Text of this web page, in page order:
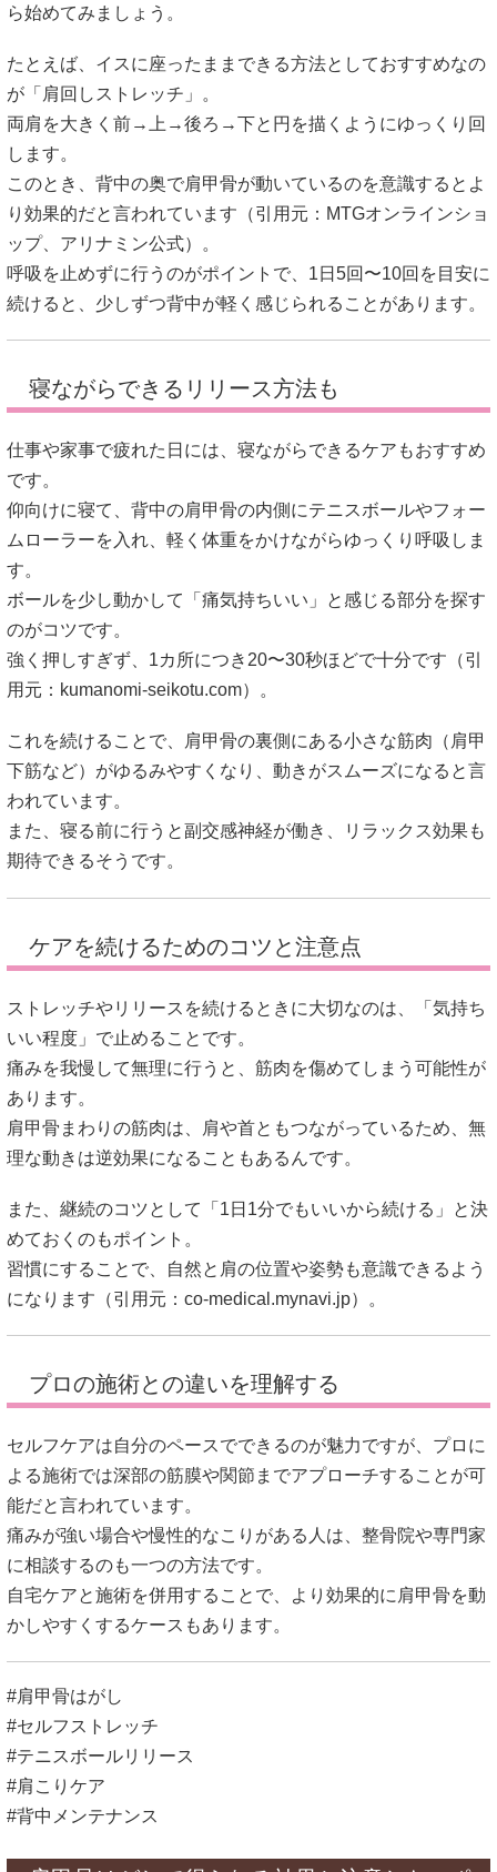
ら始めてみましょう。
たとえば、イスに座ったままできる方法としておすすめなの
が「肩回しストレッチ」。
両肩を大きく前→上→後ろ→下と円を描くようにゆっくり回
します。
このとき、背中の奥で肩甲骨が動いているのを意識するとよ
り効果的だと言われています（引用元： MTGオンラインショ
ップ、 アリナミン公式）。
呼吸を止めずに行うのがポイントで、1日5回〜10回を目安に
続けると、少しずつ背中が軽く感じられることがあります。
寝ながらできるリリース方法も
仕事や家事で疲れた日には、寝ながらできるケアもおすすめ
です。
仰向けに寝て、背中の肩甲骨の内側にテニスボールやフォー
ムローラーを入れ、軽く体重をかけながらゆっくり呼吸しま
す。
ボールを少し動かして「痛気持ちいい」と感じる部分を探す
のがコツです。
強く押しすぎず、1カ所につき20〜30秒ほどで十分です（引
用元： kumanomi-seikotu.com）。
これを続けることで、肩甲骨の裏側にある小さな筋肉（肩甲
下筋など）がゆるみやすくなり、動きがスムーズになると言
われています。
また、寝る前に行うと副交感神経が働き、リラックス効果も
期待できるそうです。
ケアを続けるためのコツと注意点
ストレッチやリリースを続けるときに大切なのは、「気持ち
いい程度」で止めることです。
痛みを我慢して無理に行うと、筋肉を傷めてしまう可能性が
あります。
肩甲骨まわりの筋肉は、肩や首ともつながっているため、無
理な動きは逆効果になることもあるんです。
また、継続のコツとして「1日1分でもいいから続ける」と決
めておくのもポイント。
習慣にすることで、自然と肩の位置や姿勢も意識できるよう
になります（引用元： co-medical.mynavi.jp）。
プロの施術との違いを理解する
セルフケアは自分のペースでできるのが魅力ですが、プロに
よる施術では深部の筋膜や関節までアプローチすることが可
能だと言われています。
痛みが強い場合や慢性的なこりがある人は、整骨院や専門家
に相談するのも一つの方法です。
自宅ケアと施術を併用することで、より効果的に肩甲骨を動
かしやすくするケースもあります。
#肩甲骨はがし
#セルフストレッチ
#テニスボールリリース
#肩こりケア
#背中メンテナンス